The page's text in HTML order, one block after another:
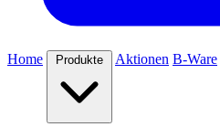
Home Produkte Aktionen B-Ware